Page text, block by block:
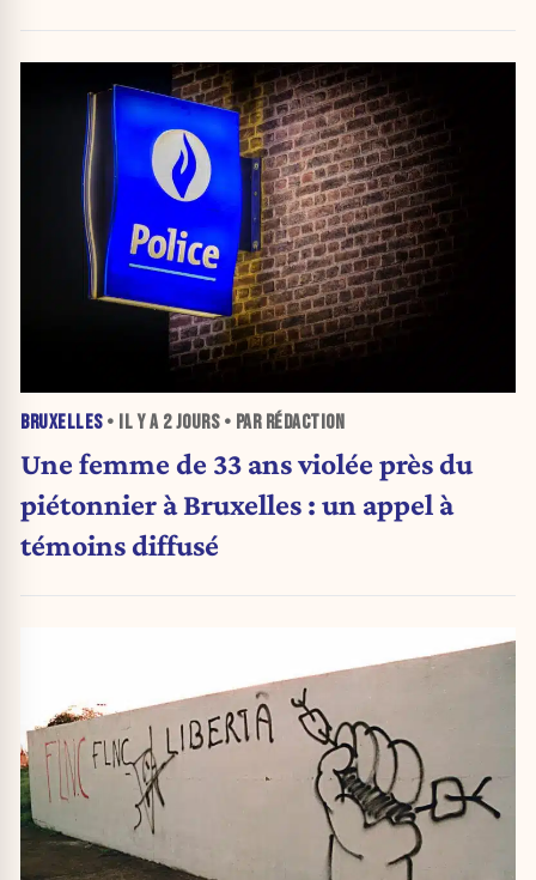
BRUXELLES• IL Y A 2 JOURS• PAR RÉDACTION
Une femme de 33 ans violée près du
piétonnier à Bruxelles : un appel à
témoins diffusé